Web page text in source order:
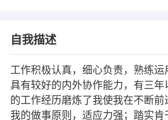
自我描述
工作积极认真，细心负责，熟练运
具有较好的内外协作能力，有三
的工作经历磨炼了我使我在不断
我的做事原则，适应力强；踏实肯